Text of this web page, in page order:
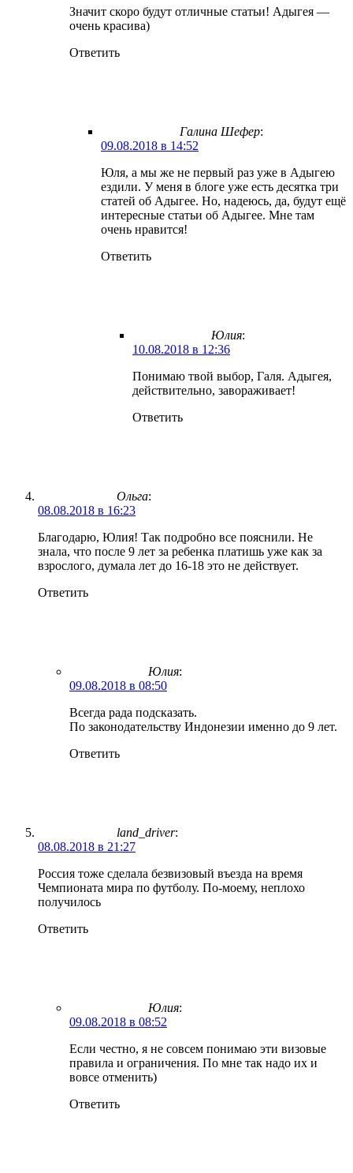
Значит скоро будут отличные статьи! Адыгея —
очень красива)
Ответить
Галина Шефер:
09.08.2018 в 14:52
Юля, а мы же не первый раз уже в Адыгею
ездили. У меня в блоге уже есть десятка три
статей об Адыгее. Но, надеюсь, да, будут ещё
интересные статьи об Адыгее. Мне там
очень нравится!
Ответить
Юлия:
10.08.2018 в 12:36
Понимаю твой выбор, Галя. Адыгея,
действительно, завораживает!
Ответить
Ольга:
08.08.2018 в 16:23
Благодарю, Юлия! Так подробно все пояснили. Не
знала, что после 9 лет за ребенка платишь уже как за
взрослого, думала лет до 16-18 это не действует.
Ответить
Юлия:
09.08.2018 в 08:50
Всегда рада подсказать.
По законодательству Индонезии именно до 9 лет.
Ответить
land_driver:
08.08.2018 в 21:27
Россия тоже сделала безвизовый въезда на время
Чемпионата мира по футболу. По-моему, неплохо
получилось
Ответить
Юлия:
09.08.2018 в 08:52
Если честно, я не совсем понимаю эти визовые
правила и ограничения. По мне так надо их и
вовсе отменить)
Ответить